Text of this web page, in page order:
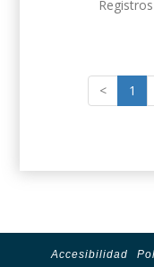
< 1
Accesibilidad